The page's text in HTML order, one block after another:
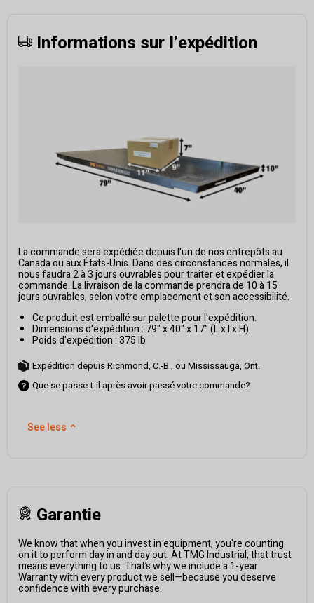
Informations sur l’expédition
La commande sera expédiée depuis l'un de nos entrepôts au
Canada ou aux États-Unis. Dans des circonstances normales, il
nous faudra 2 à 3 jours ouvrables pour traiter et expédier la
commande. La livraison de la commande prendra de 10 à 15
jours ouvrables, selon votre emplacement et son accessibilité.
Ce produit est emballé sur palette pour l'expédition.
Dimensions d'expédition : 79" x 40" x 17" (L x l x H)
Poids d'expédition : 375 lb
Expédition depuis Richmond, C.-B., ou Mississauga, Ont.
Que se passe-t-il après avoir passé votre commande?
See less ⌃
Garantie
We know that when you invest in equipment, you're counting
on it to perform day in and day out. At TMG Industrial, that trust
means everything to us. That’s why we include a 1-year
Warranty with every product we sell—because you deserve
confidence with every purchase.